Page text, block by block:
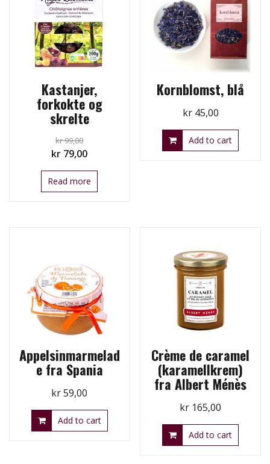
Kastanjer,
forkokte og
skrelte
kr99,00
Original
price
was:
kr 79,00Current
price
is:
Read more
Kornblomst, blå
kr45,00
Add to cart
Appelsinmarmelad
e fra Spania
kr59,00
Add to cart
Crème de caramel
(karamellkrem)
fra Albert Ménès
kr 165,00
Add to cart